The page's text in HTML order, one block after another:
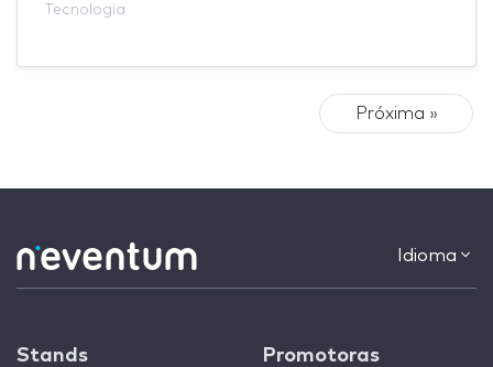
Tecnologia
Próxima »
Idioma
Stands Promotoras